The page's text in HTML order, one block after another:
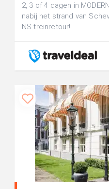
2, 3 of 4 dagen in
nabij het strand van
NS treinretour!